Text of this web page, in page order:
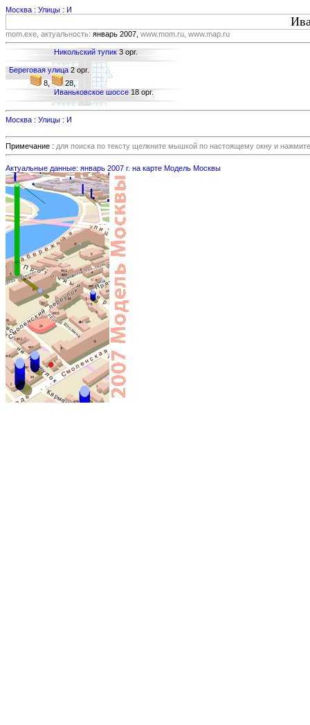
Москва : Улицы : И
mom.exe, актуальность: январь 2007, www.mom.ru, www.map.ru
Никольский тупик 3 орг.
Береговая улица 2 орг.
8,
28,
Иваньковское шоссе 18 орг.
Москва : Улицы : И
Примечание : для поиска по тексту щелкните мышкой по настоящему окну и
Актуальные данные: январь 2007 г. на карте Модель Москвы